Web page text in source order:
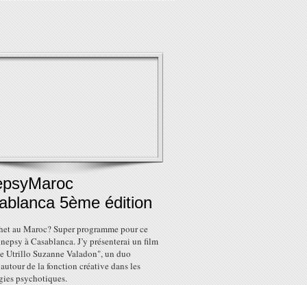
5ème édition
au Maroc? Super programme pour ce
à Casablanca. J’y présenterai un film
Utrillo Suzanne Valadon", un duo
de la fonction créative dans les
psychotiques.